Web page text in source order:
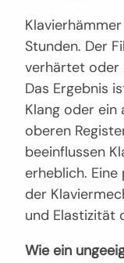
Stunden. Der
verhärtet oder
Das Ergebnis
Klang oder ein
oberen
beeinflussen
erheblich.
der
und Elastizität
Wie ein